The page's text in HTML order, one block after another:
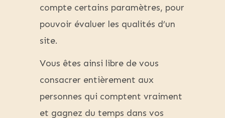
compte certains paramètres, pour
pouvoir évaluer les qualités d’un
site.
Vous êtes ainsi libre de vous
consacrer entièrement aux
personnes qui comptent vraiment
et gagnez du temps dans vos